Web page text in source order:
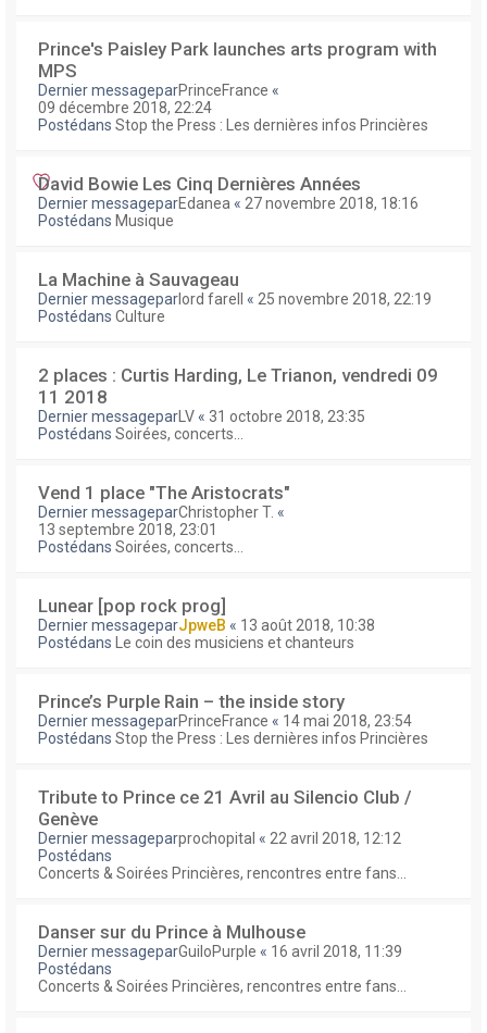
Prince's Paisley Park launches arts program with
MPS
Dernier messageparPrinceFrance «
09 décembre 2018, 22:24
Postédans Stop the Press : Les dernières infos Princières
David Bowie Les Cinq Dernières Années
Dernier messageparEdanea « 27 novembre 2018, 18:16
Postédans Musique
La Machine à Sauvageau
Dernier messageparlord farell « 25 novembre 2018, 22:19
Postédans Culture
2 places : Curtis Harding, Le Trianon, vendredi 09
11 2018
Dernier messagepar LV « 31 octobre 2018, 23:35
Postédans Soirées, concerts...
Vend 1 place "The Aristocrats"
Dernier messageparChristopher T. «
13 septembre 2018, 23:01
Postédans Soirées, concerts...
Lunear [pop rock prog]
Dernier messageparJpweB « 13 août 2018, 10:38
Postédans
Le coin des musiciens et chanteurs
Prince’s Purple Rain – the inside story
Dernier messageparPrinceFrance « 14 mai 2018, 23:54
Postédans Stop the Press : Les dernières infos Princières
Tribute to Prince ce 21 Avril au Silencio Club /
Genève
Dernier messageparprochopital « 22 avril 2018, 12:12
Postédans
Concerts & Soirées Princières, rencontres entre fans...
Danser sur du Prince à Mulhouse
Dernier messageparGuiloPurple « 16 avril 2018, 11:39
Postédans
Concerts & Soirées Princières, rencontres entre fans...